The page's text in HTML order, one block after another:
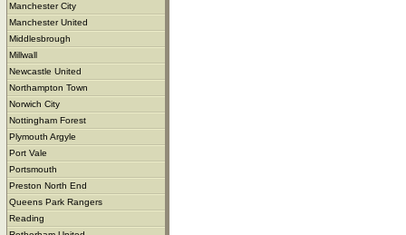
Manchester City
Manchester United
Middlesbrough
Millwall
Newcastle United
Northampton Town
Norwich City
Nottingham Forest
Plymouth Argyle
Port Vale
Portsmouth
Preston North End
Queens Park Rangers
Reading